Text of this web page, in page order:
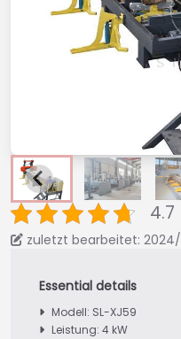
4.7
zuletzt bearbeitet: 2024/
Modell: SL-XJ59
Leistung: 4 kW